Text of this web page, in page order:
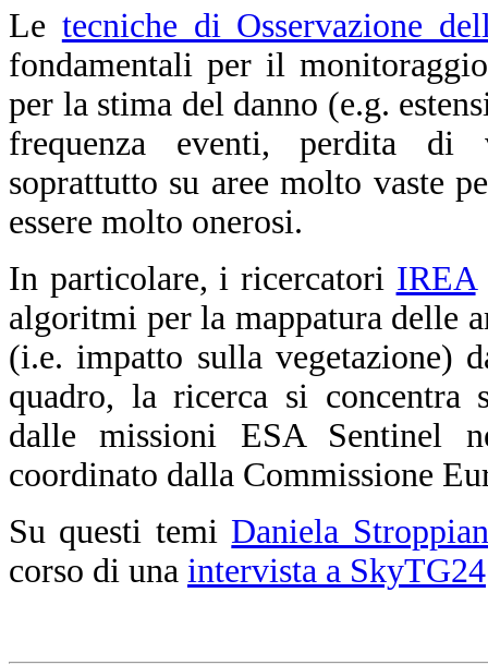
Le tecniche di Osservazione
fondamentali per il
per la stima del danno (e.g.
frequenza eventi, perdita di
soprattutto su aree molto vaste
essere molto onerosi.
In particolare, i ricercatori IREA
algoritmi per la mappatura delle
(i.e. impatto sulla vegetazione)
quadro, la ricerca si concentra
dalle missioni ESA Sentinel
coordinato dalla Commissione
Su questi temi Daniela
corso di una intervista a SkyTG24